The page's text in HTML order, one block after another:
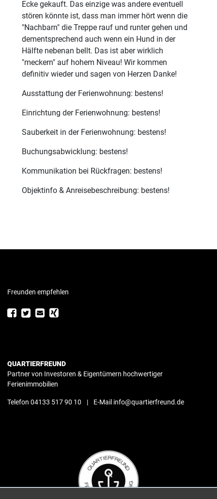
Ecke gekauft. Das einzige was andere eventuell
stören könnte ist, dass man immer hört wenn die
"Nachbarn" die Treppe rauf und runter gehen und
dementsprechend auch wenn ein Hund in der
Hälfte nebenan bellt. Das ist aber wirklich
"meckern" auf hohem Niveau! Wir kommen
definitiv wieder und sagen von Herzen Danke!
Ausstattung der Ferienwohnung: bestens!
Einrichtung der Ferienwohnung: bestens!
Sauberkeit in der Ferienwohnung: bestens!
Buchungsabwicklung: bestens!
Kommunikation bei Rückfragen: bestens!
Objektinfo & Anreisebeschreibung: bestens!
Freunden empfehlen
QUARTIERFREUND
Partner von Investoren & Eigentümern hochwertiger
Ferienimmobilien
Telefon 04133 517 90 10 | E-Mail info@quartierfreund.de